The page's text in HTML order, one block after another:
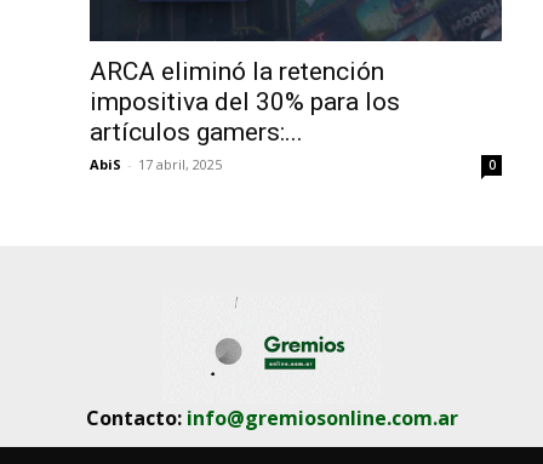
ARCA eliminó la retención
impositiva del 30% para los
artículos gamers:...
AbiS - 17 abril, 2025 0
Contacto: info@gremiosonline.com.ar